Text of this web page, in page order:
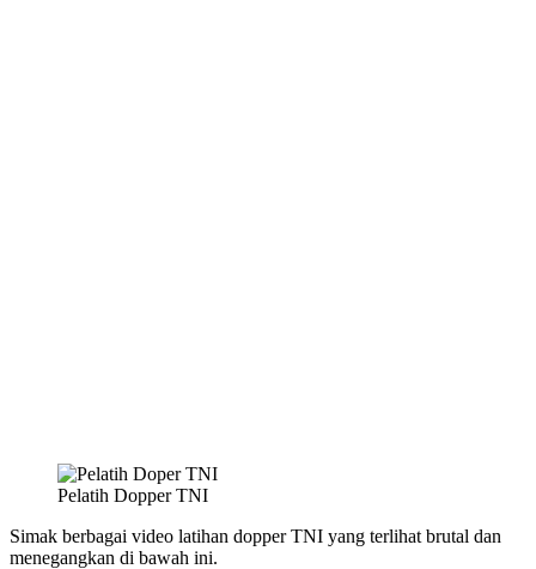
Pelatih Dopper TNI
Simak berbagai video latihan dopper TNI yang terlihat brutal dan
menegangkan di bawah ini.